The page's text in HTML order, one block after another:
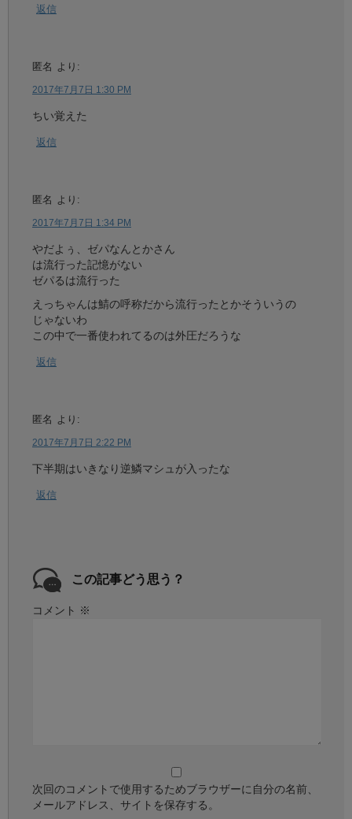
返信
匿名 より:
2017年7月7日 1:30 PM
ちい覚えた
返信
匿名 より:
2017年7月7日 1:34 PM
やだよぅ、ゼパなんとかさん
は流行った記憶がない
ゼパるは流行った
えっちゃんは鯖の呼称だから流行ったとかそういうの
じゃないわ
この中で一番使われてるのは外圧だろうな
返信
匿名 より:
2017年7月7日 2:22 PM
下半期はいきなり逆鱗マシュが入ったな
返信
この記事どう思う？
コメント ※
次回のコメントで使用するためブラウザーに自分の名前、
メールアドレス、サイトを保存する。